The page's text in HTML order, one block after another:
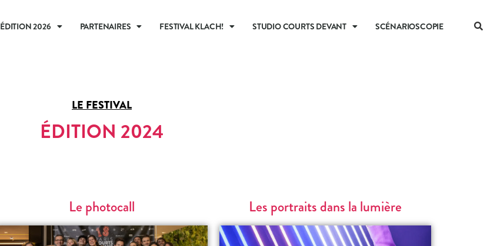
ÉDITION 2026 PARTENAIRES FESTIVAL KLACH! STUDIO COURTS DEVANT SCÉNARIOSCOPIE
LE FESTIVAL
ÉDITION 2024
Le photocall Les portraits dans la lumière